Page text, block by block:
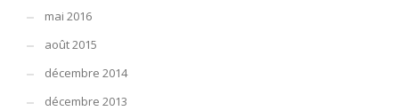
mai 2016
août 2015
décembre 2014
décembre 2013